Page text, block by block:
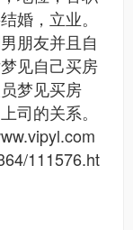
婚，立业。
朋友并且自
见自己买房
梦见买房
司的关系。
111576.ht